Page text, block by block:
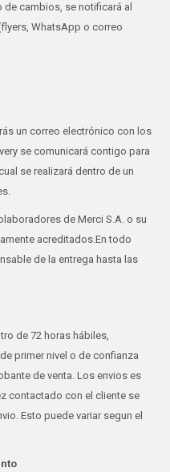
cambios, se notificará al
WhatsApp o correo
un correo electrónico con los
se comunicará contigo para
se realizará dentro de un
de Merci S.A. o su
acreditados.En todo
de la entrega hasta las
de 72 horas hábiles,
primer nivel o de confianza
de venta. Los envios es
contactado con el cliente se
Esto puede variar segun el